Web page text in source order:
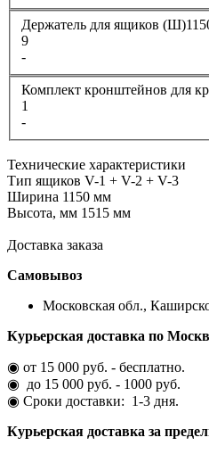
Держатель для
9
-
Комплект кронштейнов для
1
-
Технические характеристики
Тип ящиков V-1 + V-2 + V-3
Ширина 1150 мм
Высота, мм 1515 мм
Доставка заказа
Самовывоз
Московская обл.,
Курьерская доставка по
◉ от 15 000 руб. - бесплатно.
◉ до 15 000 руб. - 1000 руб.
◉ Сроки доставки: 1-3 дня.
Курьерская доставка за